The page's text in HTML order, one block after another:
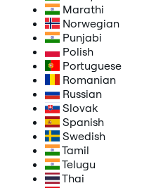
Marathi
Norwegian
Punjabi
Polish
Portuguese
Romanian
Russian
Slovak
Spanish
Swedish
Tamil
Telugu
Thai